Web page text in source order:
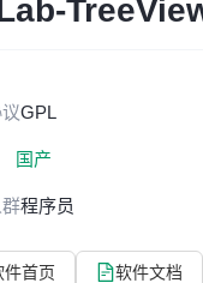
GPL
国产
程序员
件首页 软件文档